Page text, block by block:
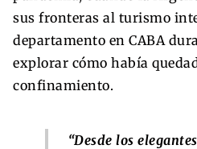
sus fronteras al turismo
departamento en CABA
explorar cómo había
confinamiento.
“Desde los